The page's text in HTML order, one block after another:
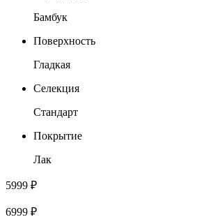
Бамбук
Поверхность
Гладкая
Селекция
Стандарт
Покрытие
Лак
5999 ₽
6999 ₽